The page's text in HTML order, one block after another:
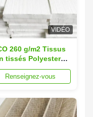
VIDÉO
260 g/m2 Tissus
tissés Polyester
des
par liaison
Renseignez-vous